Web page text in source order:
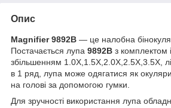
Опис
Magnifier9892B — це налобна
Постачається лупа 9892B з комплектом
збільшенням 1.0X,1.5X,2.0X,2.5X,3.5X,
в 1 ряд, лупа може одягатися як
на голові за допомогою гумки.
Для зручності використання лупа